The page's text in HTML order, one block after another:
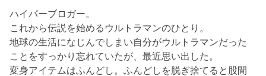
ハイパーブロガー。
これから伝説を始めるウルトラマンのひとり。
地球の生活になじんでしまい自分がウルトラマンだった
ことをすっかり忘れていたが、最近思い出した。
変身アイテムはふんどし。ふんどしを脱ぎ捨てると股間